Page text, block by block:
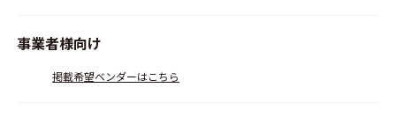
事業者様向け
掲載希望ベンダーはこちら